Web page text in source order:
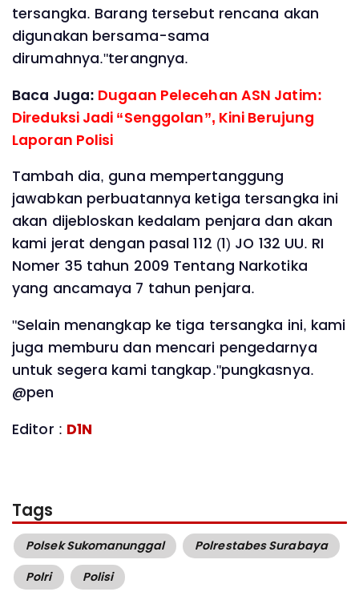
tersangka. Barang tersebut rencana akan
digunakan bersama-sama
dirumahnya."terangnya.
Baca Juga: Dugaan Pelecehan ASN Jatim:
Direduksi Jadi “Senggolan”, Kini Berujung
Laporan Polisi
Tambah dia, guna mempertanggung
jawabkan perbuatannya ketiga tersangka ini
akan dijebloskan kedalam penjara dan akan
kami jerat dengan pasal 112 (1) JO 132 UU. RI
Nomer 35 tahun 2009 Tentang Narkotika
yang ancamaya 7 tahun penjara.
"Selain menangkap ke tiga tersangka ini, kami
juga memburu dan mencari pengedarnya
untuk segera kami tangkap."pungkasnya.
@pen
Editor : D1N
Tags
Polsek Sukomanunggal
Polrestabes Surabaya
Polri
Polisi